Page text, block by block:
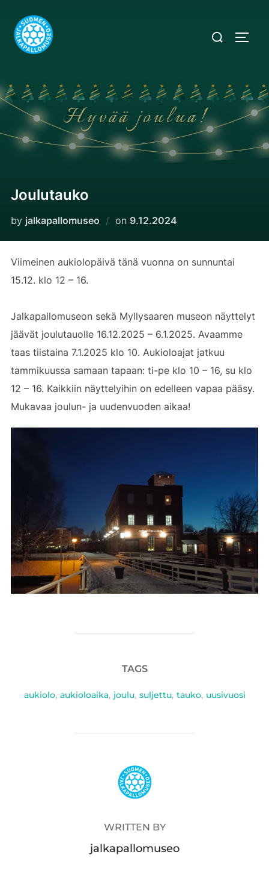
content
Search
Joulutauko
by jalkapallomuseo on Posted
9.12.2024
Viimeinen aukiolopäivä tänä vuonna on sunnuntai
15.12. klo 12 – 16.
Jalkapallomuseon sekä Myllysaaren museon näyttelyt
jäävät joulutauolle 16.12.2025 – 6.1.2025. Avaamme
taas tiistaina 7.1.2025 klo 10. Aukioloajat jatkuu
tammikuussa samaan tapaan: ti-pe klo 10 – 16, su klo
12 – 16. Kaikkiin näyttelyihin on edelleen vapaa pääsy.
Mukavaa joulun- ja uudenvuoden aikaa!
TAGS
aukiolo, aukioloaika, joulu, suljettu, tauko, uusivuosi
POST AUTHOR
WRITTEN BY
jalkapallomuseo